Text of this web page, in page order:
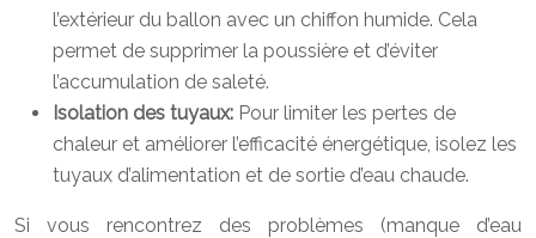
l’extérieur du ballon avec un chiffon humide. Cela
permet de supprimer la poussière et d’éviter
l’accumulation de saleté.
Isolation des tuyaux: Pour limiter les pertes de
chaleur et améliorer l’efficacité énergétique, isolez les
tuyaux d’alimentation et de sortie d’eau chaude.
Si vous rencontrez des problèmes (manque d’eau